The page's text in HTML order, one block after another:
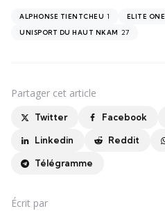
ALPHONSE TIENTCHEU 1 ELITE ONE
UNISPORT DU HAUT NKAM 27
Partager cet article
Twitter Facebook
Linkedin Reddit
Télégramme
Écrit par